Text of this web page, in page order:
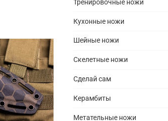
Тренировочные ножи
Кухонные ножи
Шейные ножи
Скелетные ножи
Сделай сам
Керамбиты
Метательные ножи